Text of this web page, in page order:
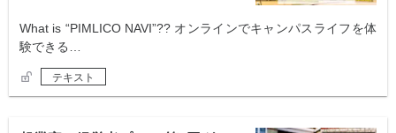
What is “PIMLICO NAVI”?? オンラインでキャンパスライフを体
験できる…
テキスト